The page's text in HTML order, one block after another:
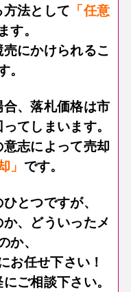
法として 「任意
す。
にかけられるこ
。
、落札価格は市
てしまいます。
志によって売却
」 です。
とつですが、
、どういったメ
か、
お任せ下さい！
ご相談下さい。